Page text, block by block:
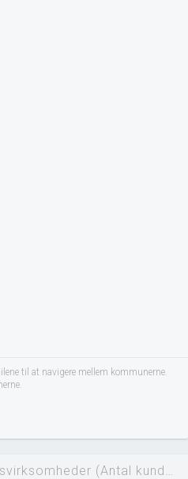
til at navigere mellem kommunerne.
De ti største revisionsvirksomheder (Antal kunder)